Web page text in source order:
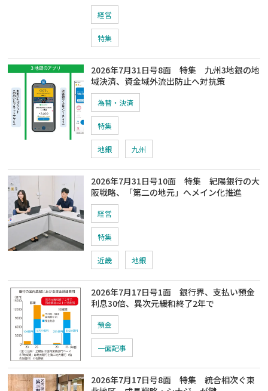
経営
特集
2026年7月31日号8面 特集 九州3地銀の地
域決済、資金域外流出防止へ対抗策
為替・決済
特集
地銀 九州
2026年7月31日号10面 特集 紀陽銀行の大
阪戦略、「第二の地元」へメイン化推進
経営
特集
近畿 地銀
2026年7月17日号1面 銀行界、支払い預金
利息30倍、異次元緩和終了2年で
預金
一面記事
2026年7月17日号8面 特集 統合相次ぐ東